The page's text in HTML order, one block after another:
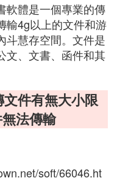
軟體是一個專業的傳
輸4g以上的文件和游
斗慧存空間。文件是
文、文書、函件和其
件有無大小限
法傳輸
soft/66046.ht